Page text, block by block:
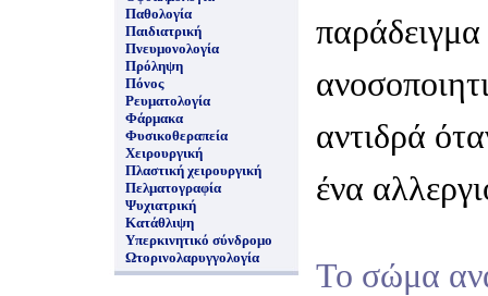
Παθολογία
Παιδιατρική
Πνευμονολογία
Πρόληψη
Πόνος
Ρευματολογία
Φάρμακα
Φυσικοθεραπεία
Χειρουργική
Πλαστική χειρουργική
Πελματογραφία
Ψυχιατρική
Κατάθλιψη
Υπερκινητικό σύνδρομο
Ωτορινολαρυγγολογία
αντιδρά
ένα
Το σώμα